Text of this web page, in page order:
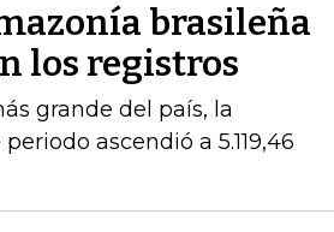
brasileña
los registros
grande del país, la
ascendió a 5.119,46